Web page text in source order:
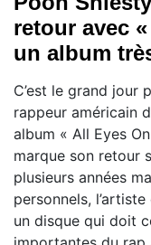
retour avec
un album
C’est le grand jour
rappeur américain
album « All Eyes
marque son retour
plusieurs années
personnels,
un disque qui doit